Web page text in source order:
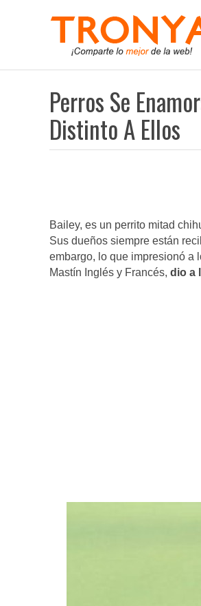
Perros Se
Distinto A Ellos
Bailey, es un perrito mitad
Sus dueños siempre están
embargo, lo que impresionó a
Mastín Inglés y Francés, dio a